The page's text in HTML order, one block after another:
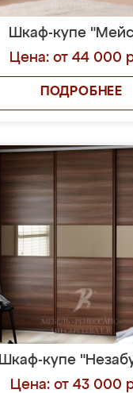
Шкаф-купе
Цена: от 44 000
ПОДРОБНЕЕ
Шкаф-купе
Цена: от 43 000